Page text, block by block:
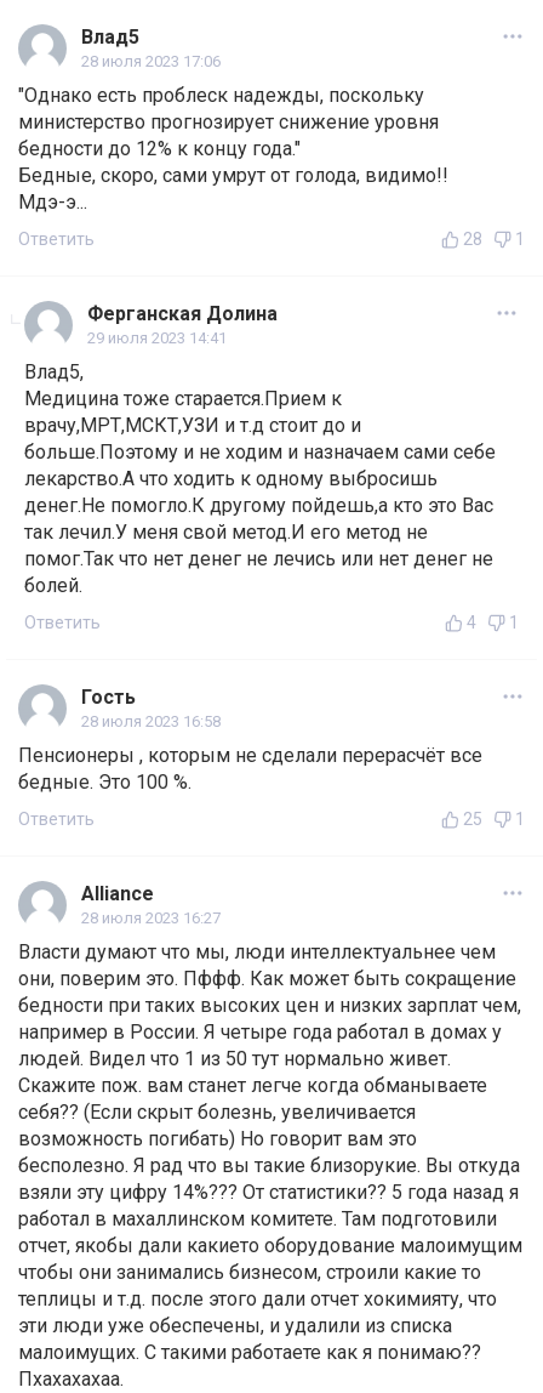
Влад5
28 июля 2023 17:06
"Однако есть проблеск надежды, поскольку
министерство прогнозирует снижение уровня
бедности до 12% к концу года."
Бедные, скоро, сами умрут от голода, видимо!!
Мдэ-э...
Ответить 28 1
Ферганская Долина
29 июля 2023 14:41
Влад5,
Медицина тоже старается.Прием к
врачу,МРТ,МСКТ,УЗИ и т.д стоит до и
больше.Поэтому и не ходим и назначаем сами себе
лекарство.А что ходить к одному выбросишь
денег.Не помогло.К другому пойдешь,а кто это Вас
так лечил.У меня свой метод.И его метод не
помог.Так что нет денег не лечись или нет денег не
болей.
Ответить 4 1
Гость
28 июля 2023 16:58
Пенсионеры , которым не сделали перерасчёт все
бедные. Это 100 %.
Ответить 25 1
Alliance
28 июля 2023 16:27
Власти думают что мы, люди интеллектуальнее чем
они, поверим это. Пффф. Как может быть сокращение
бедности при таких высоких цен и низких зарплат чем,
например в России. Я четыре года работал в домах у
людей. Видел что 1 из 50 тут нормально живет.
Скажите пож. вам станет легче когда обманываете
себя?? (Если скрыт болезнь, увеличивается
возможность погибать) Но говорит вам это
бесполезно. Я рад что вы такие близорукие. Вы откуда
взяли эту цифру 14%??? От статистики?? 5 года назад я
работал в махаллинском комитете. Там подготовили
отчет, якобы дали какието оборудование малоимущим
чтобы они занимались бизнесом, строили какие то
теплицы и т.д. после этого дали отчет хокимияту, что
эти люди уже обеспечены, и удалили из списка
малоимущих. С такими работаете как я понимаю??
Пхахахахаа.